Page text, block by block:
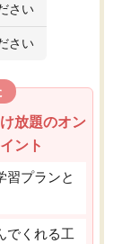
さい
さい
放題のオン
ント
習プランと
でくれる工